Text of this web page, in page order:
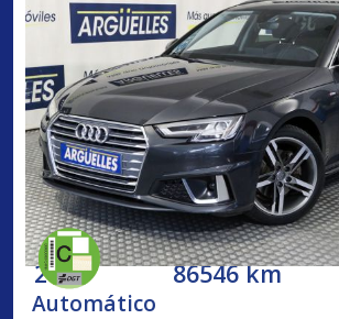
2020 86546 km
Automático